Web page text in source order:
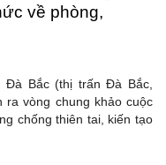
về phòng,
Đà Bắc (thị trấn Đà Bắc,
ra vòng chung khảo cuộc
chống thiên tai, kiến tạo